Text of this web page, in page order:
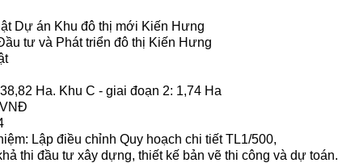
Dự án Khu đô thị mới Kiến Hưng
tư và Phát triển đô thị Kiến Hưng
Ha. Khu C - giai đoạn 2: 1,74 Ha
Lập điều chỉnh Quy hoạch chi tiết TL1/500,
thi đầu tư xây dựng, thiết kế bản vẽ thi công và dự toán.